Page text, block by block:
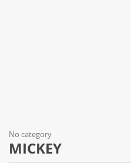
No category
MICKEY